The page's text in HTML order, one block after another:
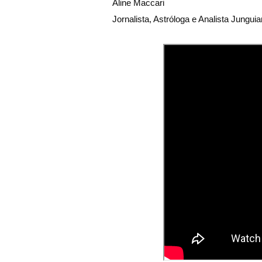
Aline Maccari
Jornalista, Astróloga e Analista